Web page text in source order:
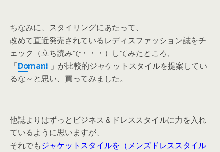
ちなみに、スタイリングにあたって、
改めて直近発売されているレディスファッション誌をチ
ェック（立ち読みで・・・）してみたところ、
「Domani 」が比較的ジャケットスタイルを提案してい
るな～と思い、買ってみました。
他誌よりはずっとビジネス＆ドレススタイルに力を入れ
ているように思いますが、
それでもジャケットスタイルを（メンズドレススタイル